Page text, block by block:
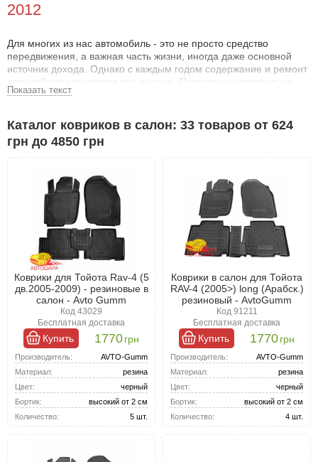
2012
Для многих из нас автомобиль - это не просто средство
передвижения, а важная часть жизни, иногда даже основной
источник дохода. Однако с каждым годом содержание и ремонт
автомобиля становятся все дороже. Поэтому неудивительно,
что водители все чаще используют специальные аксессуары
Почему стоит приобрести коврики Тойота Рав
4 2005-2012 ?
аксессуар, а необходимый элемент защиты салона. Они
защищают пол от грязи, повреждений и коррозии. Иногда
коврики входят в заводскую комплектацию автомобиля, но со
временем даже самые качественные изделия требуют замены.
При выборе ковриков важно учитывать:
Тип:
Модельные - идеально подходят для Тойота Рав 4 2005-
2012 и не требуют подгонки.
Универсальные - подходят для разных моделей, но могут
потребовать дополнительных корректировок.
Материалы:
Резина: Прочная, водоотталкивающая, легко моется.
Ева: Уютные и стильные, добавляют салону эстетики.
Модельные коврики, разработанные по лекалам Тойота Рав 4
2005-2012 , обеспечивают надежную защиту и простоту ухода
за салоном.
Показать текст
Каталог ковриков в салон: 33 товаров от 624
грн до 4850 грн
Коврики для Тойота Rav-4 (5
дв.2005-2009) - резиновые в
салон - Avto Gumm
Код 43029
Бесплатная доставка
Купить 1770грн
Производитель:
AVTO-Gumm
Материал:
резина
Цвет:
черный
Бортик:
высокий от 2 см
Количество:
5 шт.
Коврики в салон для Тойота
RAV-4 (2005>) long (Арабск.)
резиновый - AvtoGumm
Код 91211
Бесплатная доставка
Купить 1770грн
Производитель:
AVTO-Gumm
Материал:
резина
Цвет:
черный
Бортик:
высокий от 2 см
Количество:
4 шт.